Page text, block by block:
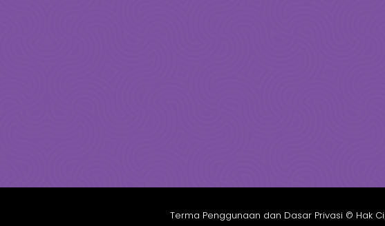
Terma Penggunaan dan Dasar Privasi © Hak